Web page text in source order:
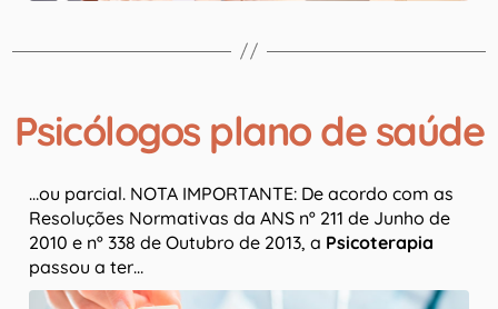
Psicólogos plano de saúde
…ou parcial. NOTA IMPORTANTE: De acordo com as
Resoluções Normativas da ANS nº 211 de Junho de
2010 e nº 338 de Outubro de 2013, a Psicoterapia
passou a ter…